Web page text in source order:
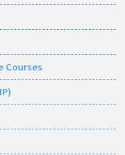
Courses